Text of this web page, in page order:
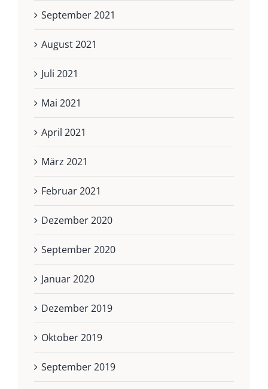
September 2021
August 2021
Juli 2021
Mai 2021
April 2021
März 2021
Februar 2021
Dezember 2020
September 2020
Januar 2020
Dezember 2019
Oktober 2019
September 2019